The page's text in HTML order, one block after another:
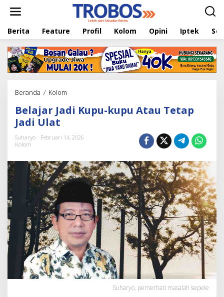
t
Berita Feature Profil Kolom Opini Iptek
Beranda / Kolom
l
a
a
d
i
u
p
u
k
u
p
u
A
Belajar Jadi Kupu-kupu Atau Tetap
Jadi Ulat
Suharyo
Februari 14, 2026
Kolom
Suharyo, pemerhati masalah sepele